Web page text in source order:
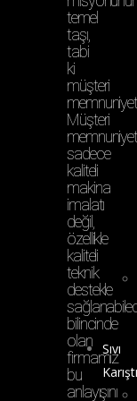
temel
taşı,
tabi
ki
müşteri
Müşteri
sadece
kaliteli
makina
imalatı
değil,
özellikle
kaliteli
teknik
destekle
bilincinde
olan
firmamız
bu
anlayışını
Sıvı